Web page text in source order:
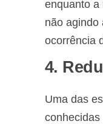
enquanto a
não agindo
ocorrência
4.
Uma das